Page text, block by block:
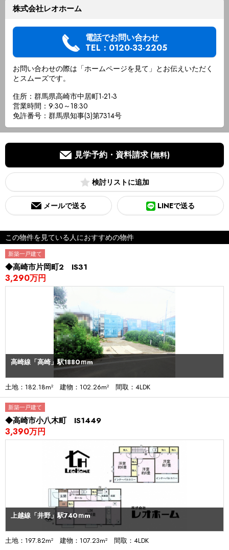
株式会社レオホーム
電話でお問い合わせ
TEL：0120-33-2205
お問い合わせの際は「ホームページを見て」とお伝えいただく
とスムーズです。
住所：群馬県高崎市中居町1-21-3
営業時間：9:30～18:30
免許番号：群馬県知事(3)第7314号
見学予約・資料請求 (無料)
検討リスト
メールで送る LINEで送る
この物件を見ている人におすすめの物件
新築一戸建て
◆高崎市片岡町2 IS31
3,290万円
高崎線「高崎」駅1880ｍm
土地：182.18m² 建物：102.26m² 間取：4LDK
新築一戸建て
◆高崎市小八木町 IS1449
3,390万円
上越線「井野」駅740ｍm
土地：197.82m² 建物：107.23m² 間取：4LDK